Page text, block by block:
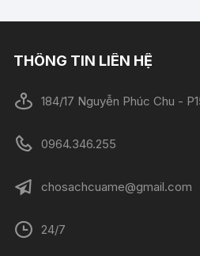
THÔNG TIN LIÊN HỆ
184/17 Nguyễn Phúc Chu -
0964.346.255
chosachcuame@gmail.com
24/7